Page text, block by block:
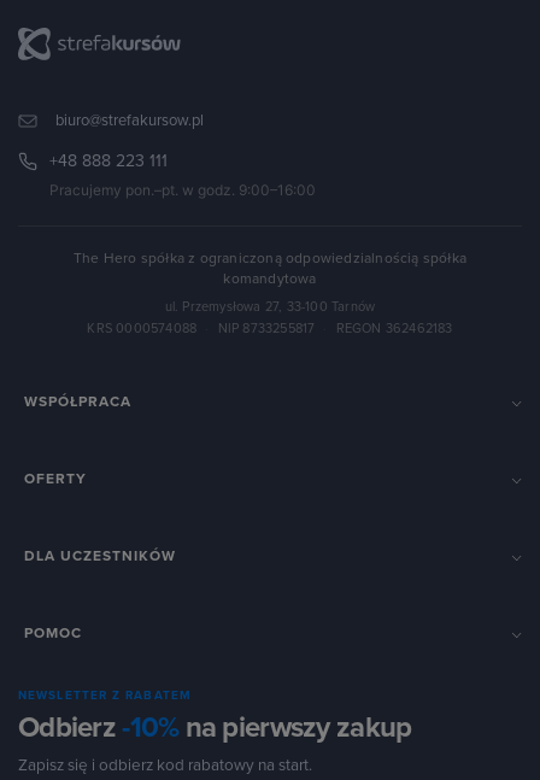
biuro@strefakursow.pl
+48 888 223 111
Pracujemy pon.–pt. w godz. 9:00–16:00
The Hero spółka z ograniczoną odpowiedzialnością spółka
komandytowa
ul. Przemysłowa 27, 33-100 Tarnów
KRS 0000574088
NIP 8733255817 REGON 362462183
WSPÓŁPRACA
OFERTY
DLA UCZESTNIKÓW
POMOC
NEWSLETTER Z RABATEM
Odbierz-10%na pierwszy zakup
Zapisz się i odbierz kod rabatowy na start.